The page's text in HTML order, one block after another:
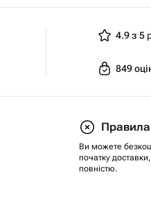
4.9 з 5
849
Ви можете
початку
повністю.